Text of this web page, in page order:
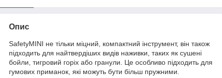
Опис
SafetyMINI не тільки міцний, компактний інструмент, він також
підходить для найтвердіших видів наживки, таких як сушені
бойли, тигровий горіх або гранули. Це особливо підходить для
гумових приманок, які можуть бути більш пружними.